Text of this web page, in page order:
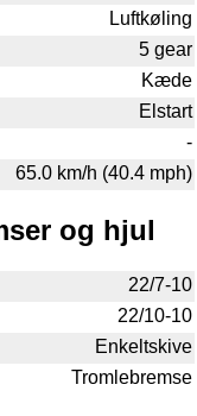
Luftkøling
5 gear
Kæde
Elstart
-
65.0 km/h (40.4 mph)
og hjul
22/7-10
22/10-10
Enkeltskive
Tromlebremse